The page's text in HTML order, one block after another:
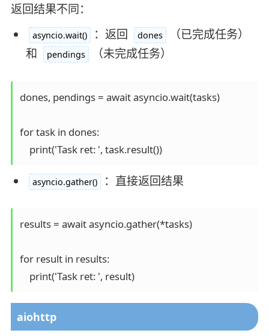
返回结果不同：
asyncio.wait() ：返回 dones
（已完成任务）
和
pendings （未完成任务）
dones, pendings = await asyncio.wait(tasks)
for task in dones:
    print('Task ret: ', task.result())
asyncio.gather() ：直接返回结果
results = await asyncio.gather(*tasks)
for result in results:
    print('Task ret: ', result)
aiohttp